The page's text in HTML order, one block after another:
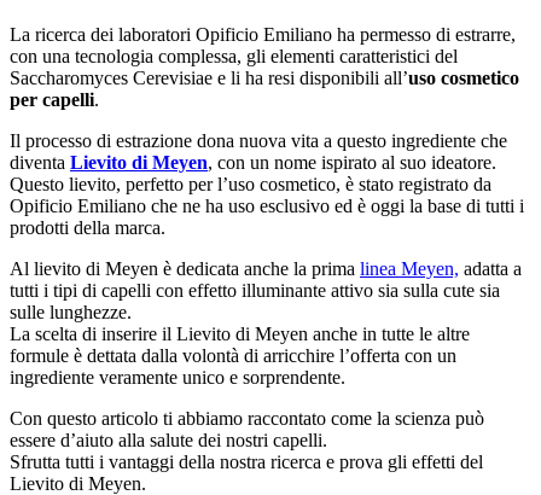
La ricerca dei laboratori Opificio Emiliano ha permesso di estrarre,
con una tecnologia complessa, gli elementi caratteristici del
Saccharomyces Cerevisiae e li ha resi disponibili all’uso cosmetico
per capelli.
Il processo di estrazione dona nuova vita a questo ingrediente che
diventa Lievito di Meyen, con un nome ispirato al suo ideatore.
Questo lievito, perfetto per l’uso cosmetico, è stato registrato da
Opificio Emiliano che ne ha uso esclusivo ed è oggi la base di tutti i
prodotti della marca.
Al lievito di Meyen è dedicata anche la prima linea Meyen, adatta a
tutti i tipi di capelli con effetto illuminante attivo sia sulla cute sia
sulle lunghezze.
La scelta di inserire il Lievito di Meyen anche in tutte le altre
formule è dettata dalla volontà di arricchire l’offerta con un
ingrediente veramente unico e sorprendente.
Con questo articolo ti abbiamo raccontato come la scienza può
essere d’aiuto alla salute dei nostri capelli.
Sfrutta tutti i vantaggi della nostra ricerca e prova gli effetti del
Lievito di Meyen.